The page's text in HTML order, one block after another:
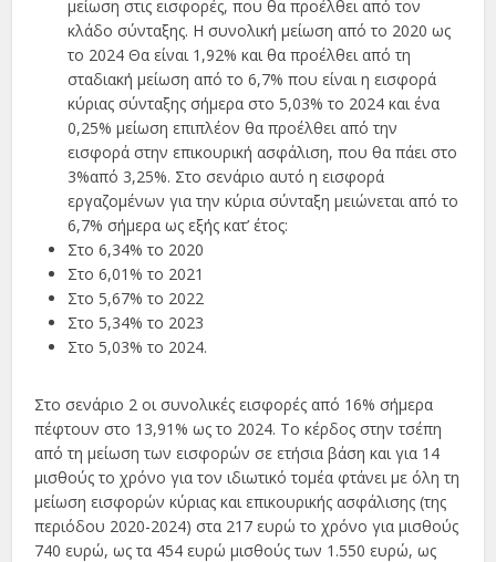
μείωση στις εισφορές, που θα προέλθει από τον
κλάδο σύνταξης. Η συνολική μείωση από το 2020 ως
το 2024 Θα είναι 1,92% και θα προέλθει από τη
σταδιακή μείωση από το 6,7% που είναι η εισφορά
κύριας σύνταξης σήμερα στο 5,03% το 2024 και ένα
0,25% μείωση επιπλέον θα προέλθει από την
εισφορά στην επικουρική ασφάλιση, που θα πάει στο
3%από 3,25%. Στο σενάριο αυτό η εισφορά
εργαζομένων για την κύρια σύνταξη μειώνεται από το
6,7% σήμερα ως εξής κατ’ έτος:
Στο 6,34% το 2020
Στο 6,01% το 2021
Στο 5,67% το 2022
Στο 5,34% το 2023
Στο 5,03% το 2024.
Στο σενάριο 2 οι συνολικές εισφορές από 16% σήμερα
πέφτουν στο 13,91% ως το 2024. Το κέρδος στην τσέπη
από τη μείωση των εισφορών σε ετήσια βάση και για 14
μισθούς το χρόνο για τον ιδιωτικό τομέα φτάνει με όλη τη
μείωση εισφορών κύριας και επικουρικής ασφάλισης (της
περιόδου 2020-2024) στα 217 ευρώ το χρόνο για μισθούς
740 ευρώ, ως τα 454 ευρώ μισθούς των 1.550 ευρώ, ως